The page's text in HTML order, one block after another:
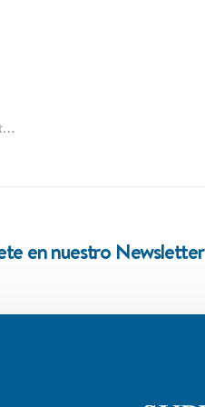
en nuestro Newsletter